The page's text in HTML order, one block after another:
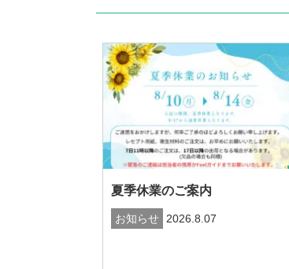
夏季休業のご案内
お知らせ 2026.8.07